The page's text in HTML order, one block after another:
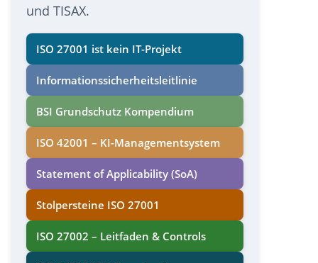
und TISAX.
ISO 27001 ist kein IT-Projekt
Informations­sicherheits­leitlinie
BSI Grundschutz Kompendium
ISO 42001 – KI-Managementsystem
Statement of Applicability (SoA)
Stolpersteine ISO 27001
ISO 27002 – Leitfaden & Controls